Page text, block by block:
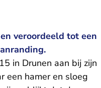
veroordeeld tot een
in Drunen aan bij zijn
een hamer en sloeg